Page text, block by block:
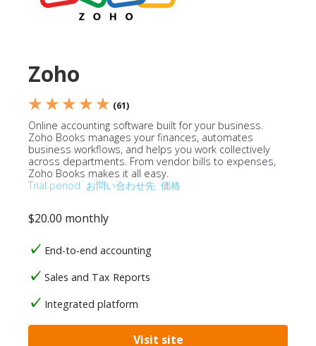
Zoho
★ ★ ★ ★ ★ (61)
Online accounting software built for your business.
Zoho Books manages your finances, automates
business workflows, and helps you work collectively
across departments. From vendor bills to expenses,
Zoho Books makes it all easy.
Trial period お問い合わせ先 価格
$20.00 monthly
End-to-end accounting
Sales and Tax Reports
Integrated platform
Visit site